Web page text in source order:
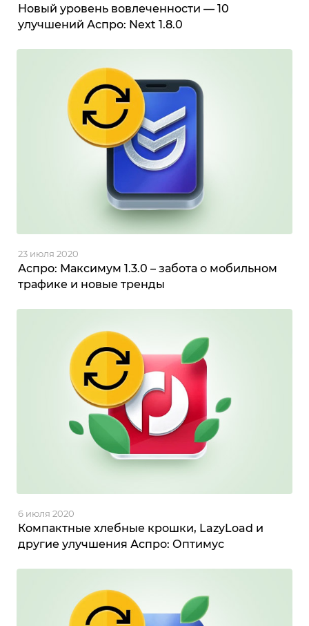
Новый уровень вовлеченности — 10
улучшений Аспро: Next 1.8.0
Аспро: Максимум 1.3.0 – забота о мобильном
трафике и новые тренды
23 июля 2020
Компактные хлебные крошки, LazyLoad и
другие улучшения Аспро: Оптимус
6 июля 2020